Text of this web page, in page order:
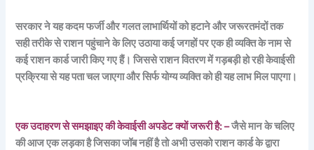
सरकार ने यह कदम फर्जी और गलत लाभार्थियों को हटाने और जरूरतमंदों तक
सही तरीके से राशन पहुंचाने के लिए उठाया कई जगहों पर एक ही व्यक्ति के नाम से
कई राशन कार्ड जारी किए गए हैं। जिससे राशन वितरण में गड़बड़ी हो रही केवाईसी
प्रक्रिया से यह पता चल जाएगा और सिर्फ योग्य व्यक्ति को ही यह लाभ मिल पाएगा।
एक उदाहरण से समझाइए की केवाईसी अपडेट क्यों जरूरी है: –जैसे मान के चलिए
की आज एक लड़का है जिसका जॉब नहीं है तो अभी उसको राशन कार्ड के द्वारा